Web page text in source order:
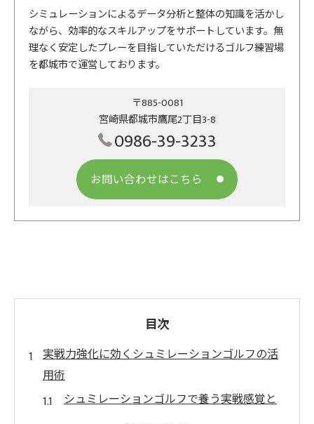
シミュレーションによるデータ分析と整体の知識を活かし
ながら、効率的なスキルアップをサポートしています。無
理なく安定したプレーを目指していただけるゴルフ練習場
を都城市で運営しております。
〒885-0081
宮崎県都城市鷹尾2丁目3-8
0986-39-3233
お問い合わせはこちら
目次
実戦力強化に効くシュミレーションゴルフの活
用術
シュミレーションゴルフで養う実戦感覚と